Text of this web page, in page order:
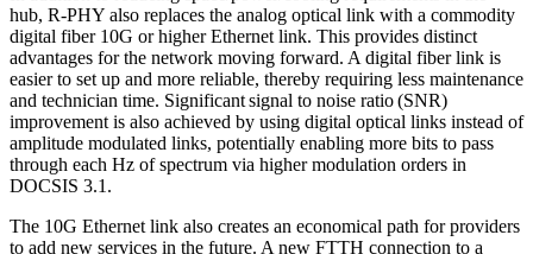
hub, R-PHY also replaces the analog optical link with a commodity
digital fiber 10G or higher Ethernet link. This provides distinct
advantages for the network moving forward. A digital fiber link is
easier to set up and more reliable, thereby requiring less maintenance
and technician time. Significant signal to noise ratio (SNR)
improvement is also achieved by using digital optical links instead of
amplitude modulated links, potentially enabling more bits to pass
through each Hz of spectrum via higher modulation orders in
DOCSIS 3.1.
The 10G Ethernet link also creates an economical path for providers
to add new services in the future. A new FTTH connection to a